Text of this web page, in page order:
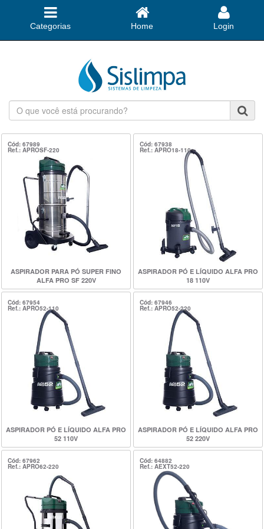
Categorias Home Login
O
que
está
procurando?
Cód: 67989
Ref.: APROSF-220
ASPIRADOR PARA PÓ SUPER FINO
ALFA PRO SF 220V
Cód: 67938
Ref.: APRO18-110
ASPIRADOR PÓ E LÍQUIDO ALFA PRO
18 110V
Cód: 67954
Ref.: APRO52-110
ASPIRADOR PÓ E LÍQUIDO ALFA PRO
52 110V
Cód: 67946
Ref.: APRO52-220
ASPIRADOR PÓ E LÍQUIDO ALFA PRO
52 220V
Cód: 67962
Ref.: APRO62-220
Cód: 64882
Ref.: AEXT52-220